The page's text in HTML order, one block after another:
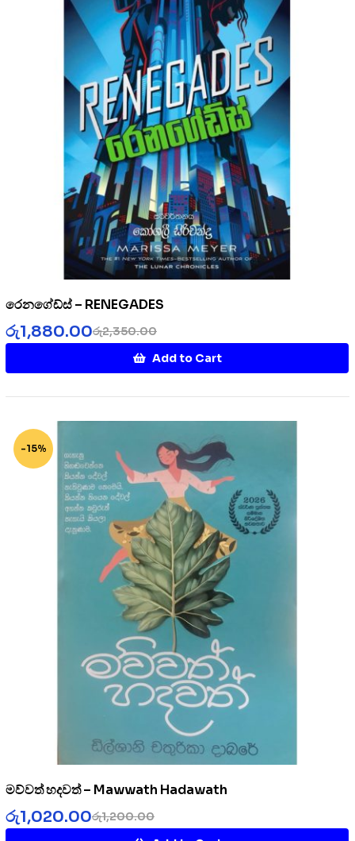
රෙනගේඩ්ස් – RENEGADES
රු2,350.00
රු1,880.00
Add to Cart
-15%
මව්වත් හදවත් – Mawwath Hadawath
රු1,200.00
රු1,020.00